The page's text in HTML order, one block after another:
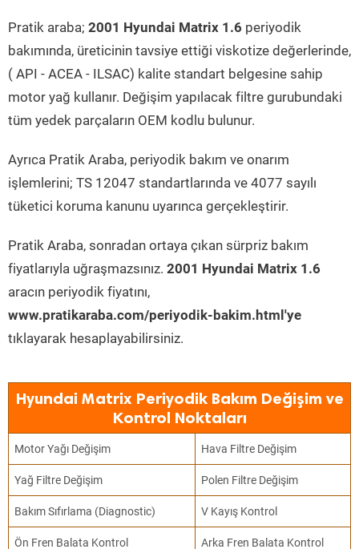
Pratik araba; 2001 Hyundai Matrix 1.6 periyodik
bakımında, üreticinin tavsiye ettiği viskotize değerlerinde,
( API - ACEA - ILSAC) kalite standart belgesine sahip
motor yağ kullanır. Değişim yapılacak filtre gurubundaki
tüm yedek parçaların OEM kodlu bulunur.
Ayrıca Pratik Araba, periyodik bakım ve onarım
işlemlerini; TS 12047 standartlarında ve 4077 sayılı
tüketici koruma kanunu uyarınca gerçekleştirir.
Pratik Araba, sonradan ortaya çıkan sürpriz bakım
fiyatlarıyla uğraşmazsınız. 2001 Hyundai Matrix 1.6
aracın periyodik fiyatını,
www.pratikaraba.com/periyodik-bakim.html'ye
tıklayarak hesaplayabilirsiniz.
Hyundai Matrix Periyodik Bakım Değişim ve
Kontrol Noktaları
Motor Yağı Değişim Hava Filtre Değişim
Yağ Filtre Değişim Polen Filtre Değişim
Bakım Sıfırlama (Diagnostic) V Kayış Kontrol
Ön Fren Balata Kontrol Arka Fren Balata Kontrol